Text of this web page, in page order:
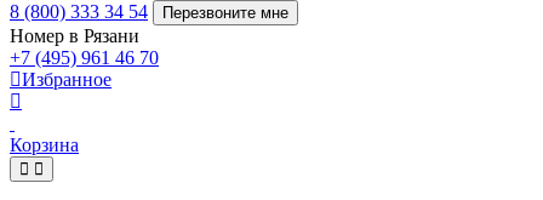
8 (800) 333 34 54
Перезвоните мне
Номер в Рязани
+7 (495) 961 46 70
Избранное
Корзина